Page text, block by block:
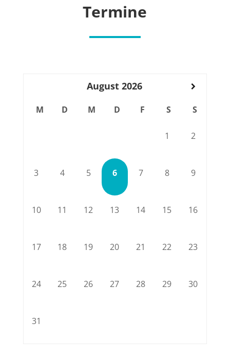
Ter­mi­ne
August 2026
M D M D F S S
1 2
3 4 5 6 7 8 9
10 11 12 13 14 15 16
17 18 19 20 21 22 23
24 25 26 27 28 29 30
31